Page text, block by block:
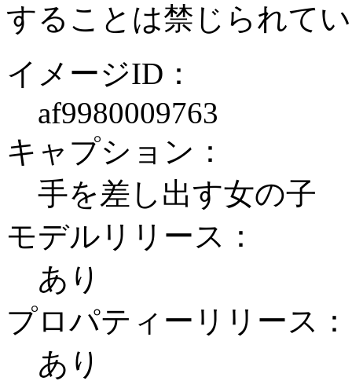
することは禁じられて
イメージID：
af9980009763
キャプション：
手を差し出す女の子
モデルリリース：
あり
プロパティーリリース：
あり